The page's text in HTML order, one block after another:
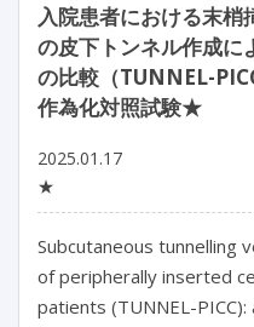
入院患者における末梢
の皮下トンネル作成に
の比較（TUNNEL-
作為化対照試験★
2025.01.17
★
Subcutaneous tunnelling
of peripherally inserted
patients (TUNNEL-